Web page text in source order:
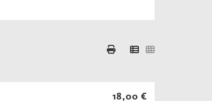
18,00 €